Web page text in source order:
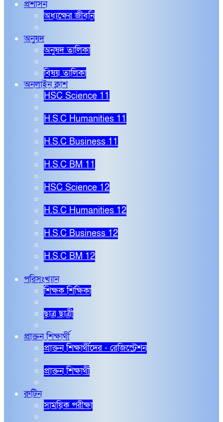
প্রশাসন
অধ্যক্ষের জীবনি
অনুষদ
অনুষদ তালিকা
বিষয় তালিকা
অনলাইন ক্লাশ
HSC Science 11
H.S.C Humanities 11
H.S.C Business 11
H.S.C BM 11
HSC Science 12
H.S.C Humanities 12
H.S.C Business 12
H.S.C BM 12
পরিসংখ্যান
শিক্ষক শিক্ষিকা
ছাত্র ছাত্রী
প্রাক্তন শিক্ষার্থী
প্রাক্তন শিক্ষার্থীদের - রেজিস্ট্রেশন
প্রাক্তন শিক্ষার্থী
রুটিন
সাময়িক পরীক্ষা